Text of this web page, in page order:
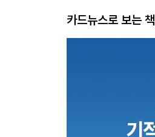
카드뉴스로 보는 책